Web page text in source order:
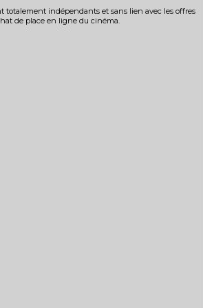
totalement indépendants et sans lien avec les offres
de place en ligne du cinéma.